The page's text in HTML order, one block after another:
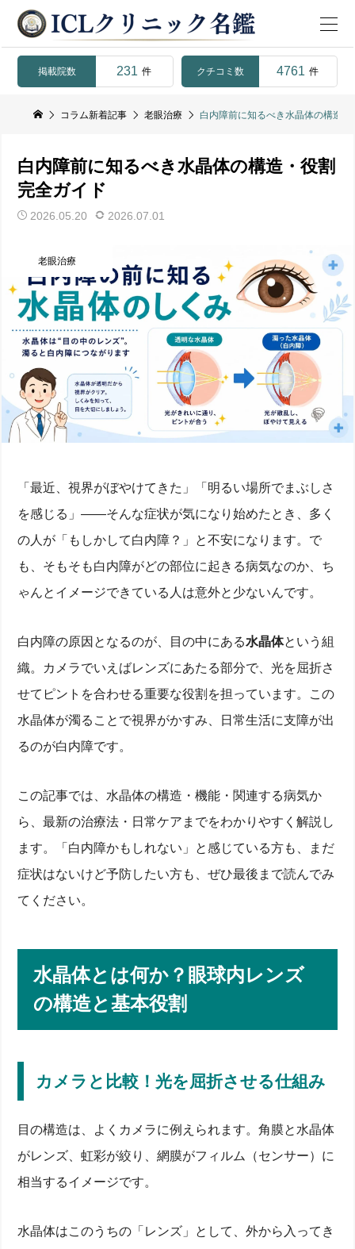
掲載院数 231 件 クチコミ数 4761 件
コラム新着記事 老眼治療 白内障前に知るべき水晶体の構造
白内障前に知るべき水晶体の構造・役割
完全ガイド
2026.05.20 2026.07.01
老眼治療
「最近、視界がぼやけてきた」「明るい場所でまぶしさ
を感じる」——そんな症状が気になり始めたとき、多く
の人が「もしかして白内障？」と不安になります。で
も、そもそも白内障がどの部位に起きる病気なのか、ち
ゃんとイメージできている人は意外と少ないんです。
白内障の原因となるのが、目の中にある水晶体という組
織。カメラでいえばレンズにあたる部分で、光を屈折さ
せてピントを合わせる重要な役割を担っています。この
水晶体が濁ることで視界がかすみ、日常生活に支障が出
るのが白内障です。
この記事では、水晶体の構造・機能・関連する病気か
ら、最新の治療法・日常ケアまでをわかりやすく解説し
ます。「白内障かもしれない」と感じている方も、まだ
症状はないけど予防したい方も、ぜひ最後まで読んでみ
てください。
水晶体とは何か？眼球内レンズ
の構造と基本役割
カメラと比較！光を屈折させる仕組み
目の構造は、よくカメラに例えられます。角膜と水晶体
がレンズ、虹彩が絞り、網膜がフィルム（センサー）に
相当するイメージです。
水晶体はこのうちの「レンズ」として、外から入ってき